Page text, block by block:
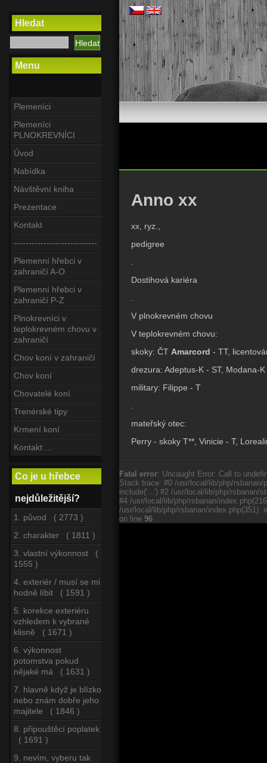
Hledat
Menu
Plemeníci
Plemeníci
PLNOKREVNÍCI
Úvod
Nabídka
Návštěvní kniha
Prezentace
Kontakt
----------------------------
Plemenní hřebci v
zahraničí A-O
Plemenní hřebci v
zahraničí P-Z
Plnokrevníci v
teplokrevném chovu v
zahraničí
Chov koní v zahraničí
Chov koní
Chovatelé koní
Trenérské tipy
Krmení koní
Kontakt ...
Co je u hřebce
nejdůležitější?
1. původ ( 2773 )
2. charakter ( 1811 )
3. vlastní výkonnost (
1555 )
4. exteriér / musí se mi
hodně líbit ( 1591 )
5. korekce exteriéru
vzhledem k vybrané
klisně ( 1671 )
6. výkonnost
potomstva pokud
nějaké má ( 1631 )
7. hlavně když je blízko
nebo znám dobře jeho
majitele ( 1846 )
8. připouštěcí poplatek
( 1691 )
9. nevím, vyberu tak
Anno xx
xx, ryz.,
pedigree
Dostihová kariéra
V plnokrevném chovu
V teplokrevném chovu:
skoky: ČT Amarcord - TT,
drezura: Adeptus-K - ST, Modana-
military: Filippe - T
mateřský otec:
Perry - skoky T**, Vinicie - T,
Fatal error: Uncaught Error: Call to
Stack trace: #0 /usr/local/lib/php/rsbanan/
include('...') #2 /usr/local/lib/php/rsbanan/
#4 /usr/local/lib/php/rsbanan/
/usr/local/lib/php/rsbanan/index.php(351):
on line 96